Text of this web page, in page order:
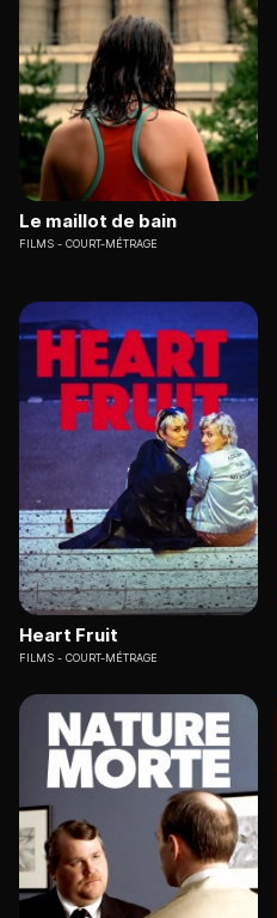
Le maillot de bain
FILMS COURT-MÉTRAGE
Heart Fruit
FILMS COURT-MÉTRAGE